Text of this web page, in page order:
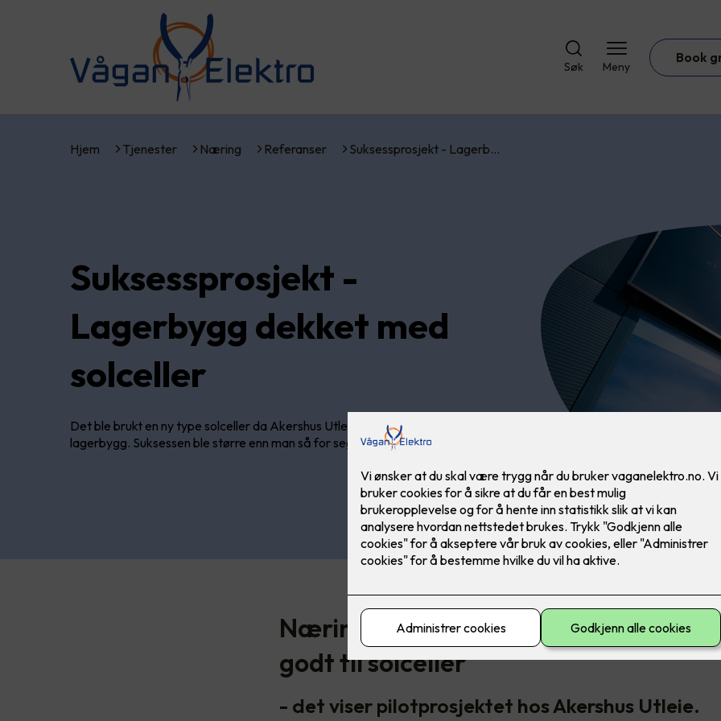
Søk Meny
Book
Hjem Tjenester Næring Referanser Suksessprosjekt - Lagerb…
Suksessprosjekt -
Lagerbygg dekket med
solceller
Det ble brukt en ny type solceller da Akershus Utleie dekket store deler av sitt
lagerbygg. Suksessen ble større enn man så for seg i forkant.
Næringsbygg med store flater egner
godt til solceller
- det viser pilotprosjektet hos Akershus Utleie.